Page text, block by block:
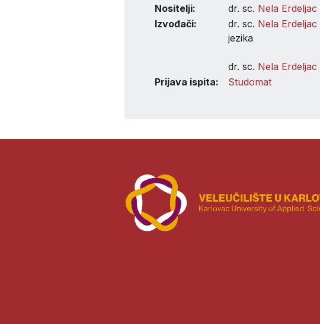
Nositelji:
dr. sc. Nela Erdeljac
Izvođači:
dr. sc. Nela Erdeljac
jezika
dr. sc. Nela Erdeljac
Prijava ispita:
Studomat